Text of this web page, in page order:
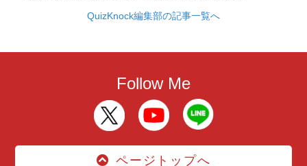
QuizKnock編集部の記事一覧へ
Follow Me
ページトップへ